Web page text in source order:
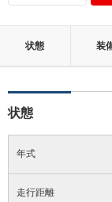
外装：
無キズ、もしくは
修復歴：無
状態 装
状態
年式
走行距離